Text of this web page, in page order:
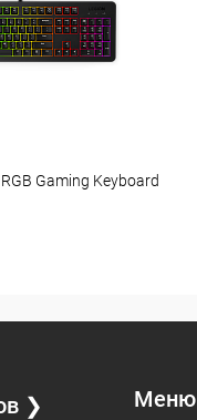
Gaming Keyboard
❯ Меню